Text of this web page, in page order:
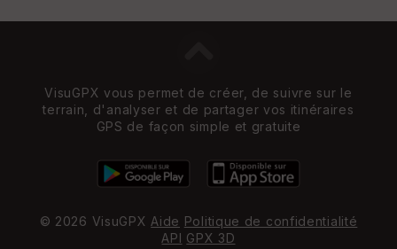
VisuGPX vous permet de créer, de suivre sur le
terrain, d'analyser et de partager vos itinéraires
GPS de façon simple et gratuite
© 2026 VisuGPX Aide Politique de confidentialité
API GPX 3D